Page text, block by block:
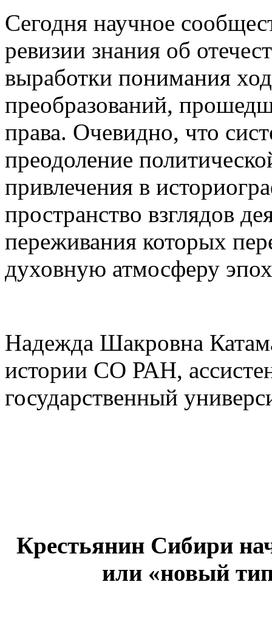
Сегодня научное
ревизии знания об
выработки понимания
преобразований,
права. Очевидно, что
преодоление
привлечения в
пространство взглядов
переживания которых
духовную атмосферу
Надежда Шакровна
истории СО РАН,
государственный
Крестьянин Сибири
или «новый